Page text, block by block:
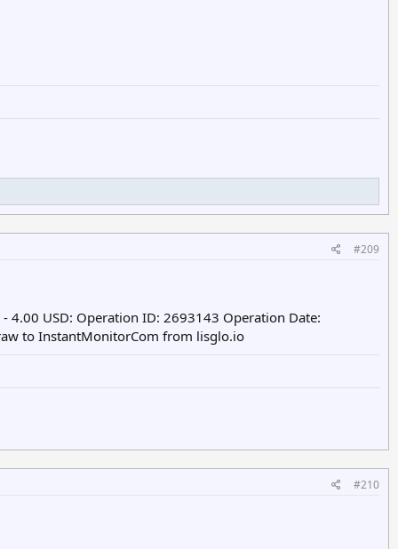
#209
4.00 USD: Operation ID: 2693143 Operation Date:
to InstantMonitorCom from lisglo.io
#210